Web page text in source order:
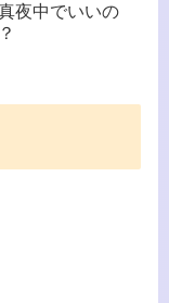
夜中でいいの